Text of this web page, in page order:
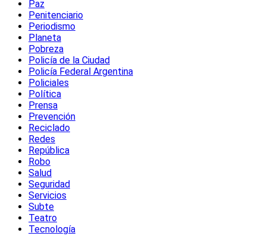
Paz
Penitenciario
Periodismo
Planeta
Pobreza
Policía de la Ciudad
Policía Federal Argentina
Policiales
Política
Prensa
Prevención
Reciclado
Redes
República
Robo
Salud
Seguridad
Servicios
Subte
Teatro
Tecnología